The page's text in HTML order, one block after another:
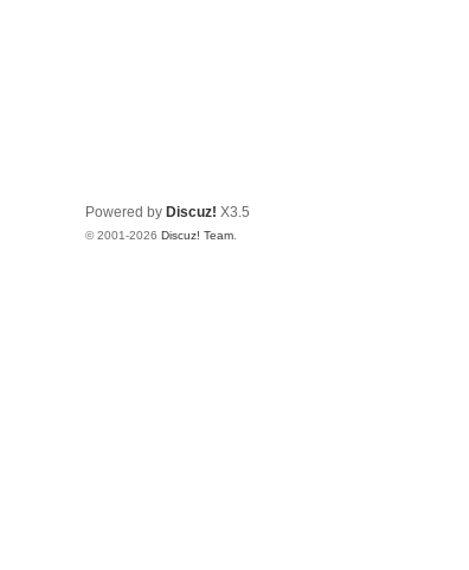
Powered by Discuz! X3.5
© 2001-2026 Discuz! Team